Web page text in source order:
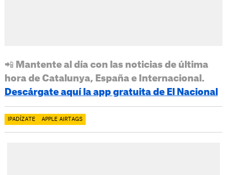
📲 Mantente al día con las noticias de última
hora de Catalunya, España e Internacional.
Descárgate aquí la app gratuita de El Nacional
IPADÍZATE APPLE AIRTAGS